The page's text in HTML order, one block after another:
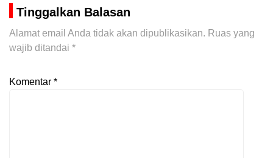
Tinggalkan Balasan
Alamat email Anda tidak akan dipublikasikan. Ruas yang
wajib ditandai *
Komentar *